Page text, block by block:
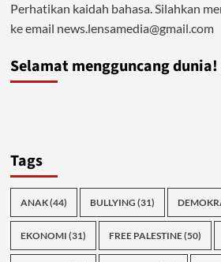
Perhatikan kaidah bahasa. Silahkan
ke email news.lensamedia@gmail.com
Selamat mengguncang dunia!
Tags
ANAK(44) BULLYING (31)
EKONOMI (31) FREE PALESTINE(50)